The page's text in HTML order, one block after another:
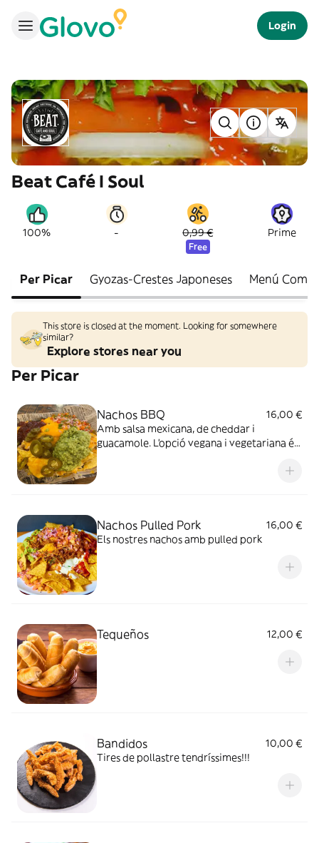
Login
Beat Café I Soul
100% - 0,99 €
Free
Prime
Per Picar Gyozas-Crestes Japoneses Menú
This store is closed at the moment. Looking for somewhere
similar?
Explore stores near you
Per Picar
Nachos BBQ
16,00 €
Amb salsa mexicana, de cheddar i
guacamole. L'opció vegana i vegetariana és
Nachos Pulled Pork
16,00 €
Els nostres nachos amb pulled pork
Tequeños 12,00 €
Bandidos
10,00 €
Tires de pollastre tendríssimes!!!